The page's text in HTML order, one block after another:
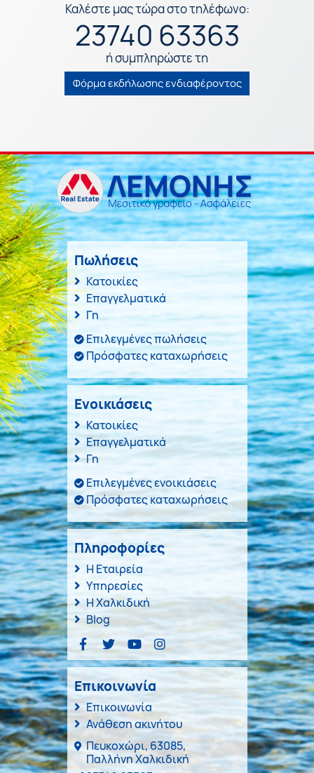
Καλέστε μας τώρα στο τηλέφωνο:
23740 63363
ή συμπληρώστε τη
Φόρμα εκδήλωσης ενδιαφέροντος
Πωλήσεις
Κατοικίες
Επαγγελματικά
Γη
Επιλεγμένες πωλήσεις
Πρόσφατες καταχωρήσεις
Ενοικιάσεις
Κατοικίες
Επαγγελματικά
Γη
Επιλεγμένες ενοικιάσεις
Πρόσφατες καταχωρήσεις
Πληροφορίες
Η Εταιρεία
Υπηρεσίες
Η Χαλκιδική
Blog
Επικοινωνία
Επικοινωνία
Ανάθεση ακινήτου
Πευκοχώρι, 63085,
Παλλήνη Χαλκιδική